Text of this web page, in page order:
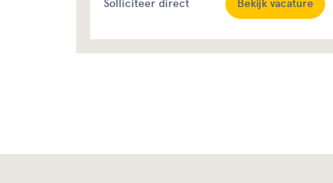
Solliciteer direct Bekijk vacature